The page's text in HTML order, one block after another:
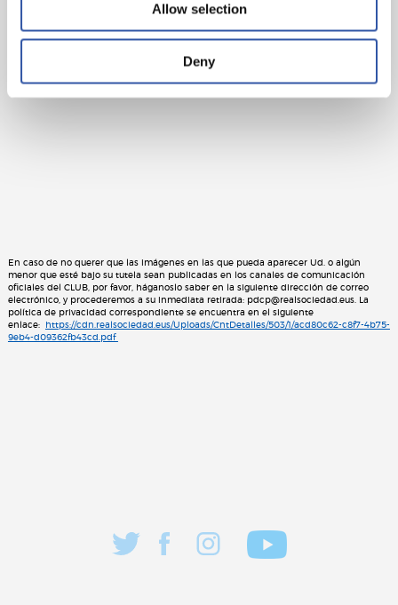
Allow selection
Deny
En caso de no querer que las imágenes en las que pueda aparecer Ud. o algún
menor que esté bajo su tutela sean publicadas en los canales de comunicación
oficiales del CLUB, por favor, háganoslo saber en la siguiente dirección de correo
electrónico, y procederemos a su inmediata retirada: pdcp@realsociedad.eus. La
política de privacidad correspondiente se encuentra en el siguiente
enlace:
https://cdn.realsociedad.eus/Uploads/CntDetalles/503/1/acd80c62-c8f7-4b75-
9eb4-d09362fb43cd.pdf